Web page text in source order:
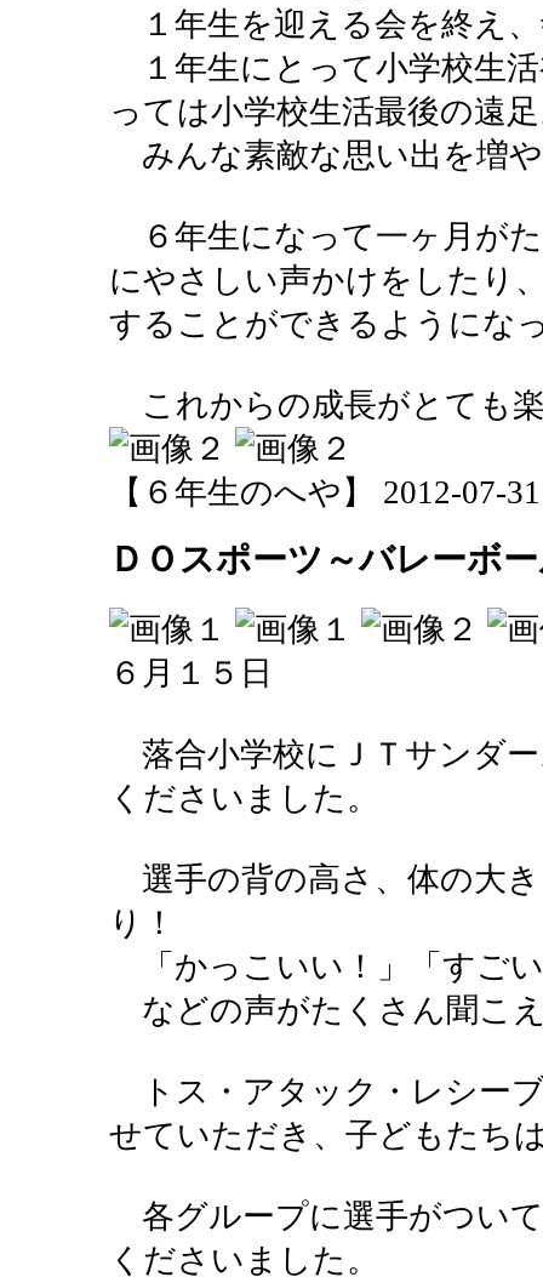
１年生を迎える会を終え
１年生にとって小学校生
っては小学校生活最後の遠
みんな素敵な思い出を増
６年生になって一ヶ月が
にやさしい声かけをしたり
することができるようにな
これからの成長がとても
【６年生のへや】 2012-07-
ＤＯスポーツ～バレーボ
６月１５日
落合小学校にＪＴサンダ
くださいました。
選手の背の高さ、体の大
り！
「かっこいい！」「すご
などの声がたくさん聞こ
トス・アタック・レシー
せていただき、子どもたち
各グループに選手がつい
くださいました。